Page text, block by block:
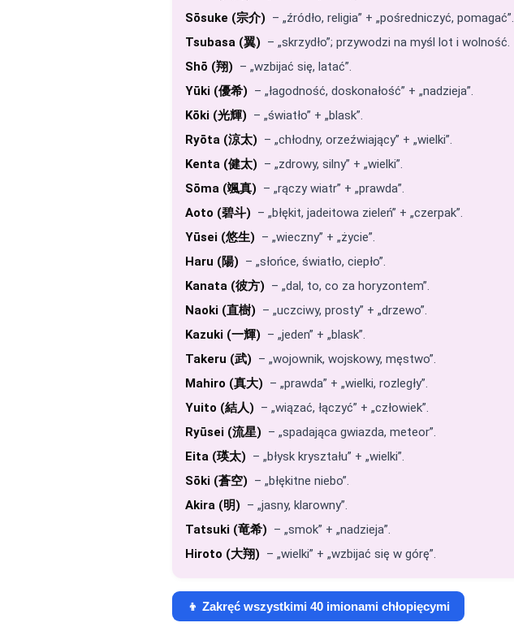
Sōsuke (宗介) – „źródło, religia” + „pośredniczyć, pomagać”.
Tsubasa (翼) – „skrzydło”; przywodzi na myśl lot i wolność.
Shō (翔) – „wzbijać się, latać”.
Yūki (優希) – „łagodność, doskonałość” + „nadzieja”.
Kōki (光輝) – „światło” + „blask”.
Ryōta (涼太) – „chłodny, orzeźwiający” + „wielki”.
Kenta (健太) – „zdrowy, silny” + „wielki”.
Sōma (颯真) – „rączy wiatr” + „prawda”.
Aoto (碧斗) – „błękit, jadeitowa zieleń” + „czerpak”.
Yūsei (悠生) – „wieczny” + „życie”.
Haru (陽) – „słońce, światło, ciepło”.
Kanata (彼方) – „dal, to, co za horyzontem”.
Naoki (直樹) – „uczciwy, prosty” + „drzewo”.
Kazuki (一輝) – „jeden” + „blask”.
Takeru (武) – „wojownik, wojskowy, męstwo”.
Mahiro (真大) – „prawda” + „wielki, rozległy”.
Yuito (結人) – „wiązać, łączyć” + „człowiek”.
Ryūsei (流星) – „spadająca gwiazda, meteor”.
Eita (瑛太) – „błysk kryształu” + „wielki”.
Sōki (蒼空) – „błękitne niebo”.
Akira (明) – „jasny, klarowny”.
Tatsuki (竜希) – „smok” + „nadzieja”.
Hiroto (大翔) – „wielki” + „wzbijać się w górę”.
👦 Zakręć wszystkimi 40 imionami chłopięcymi